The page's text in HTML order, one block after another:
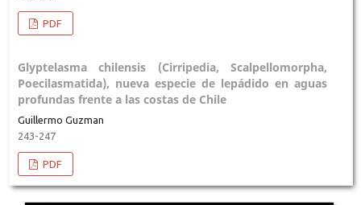
PDF
Glyptelasma chilensis (Cirripedia, Scalpellomorpha,
Poecilasmatida), nueva especie de lepádido en aguas
profundas frente a las costas de Chile
Guillermo Guzman
243-247
PDF